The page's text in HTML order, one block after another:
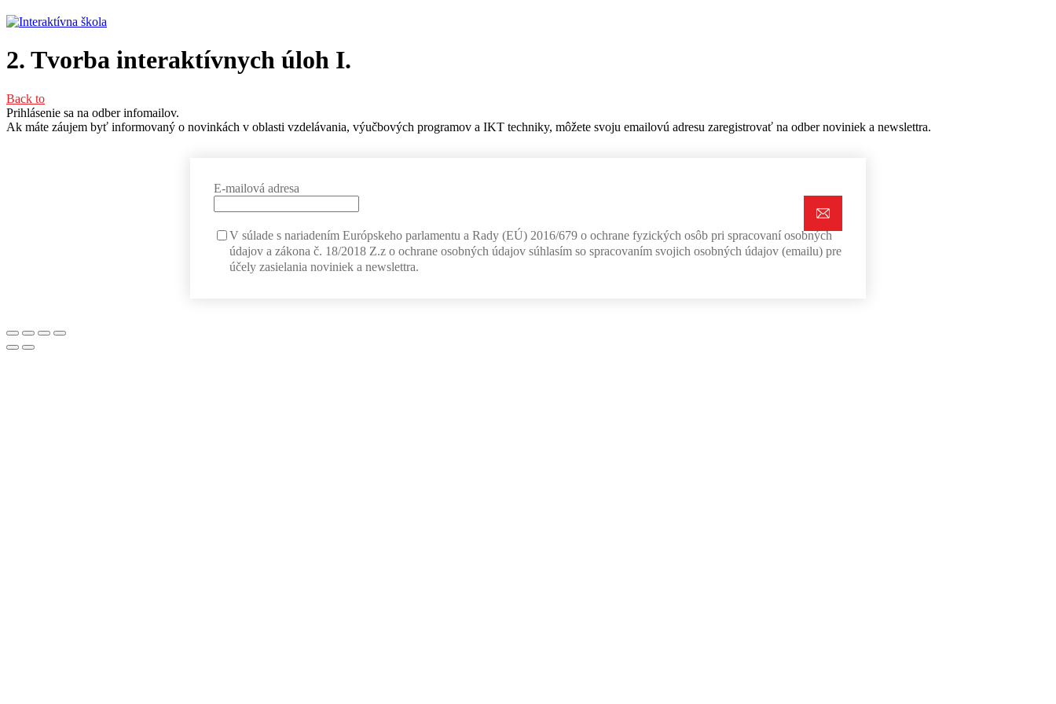
2. Tvorba interaktívnych úloh I.
Back to
Prihlásenie sa na odber infomailov.
Ak máte záujem byť informovaný o novinkách v oblasti vzdelávania, výučbových programov a IKT techniky, môžete svoju emailovú adresu zaregistrovať na odber noviniek a newslettra.
E-mailová adresa
V súlade s nariadením Európskeho parlamentu a Rady (EÚ) 2016/679 o ochrane fyzických osôb pri spracovaní osobných
údajov a zákona č. 18/2018 Z.z o ochrane osobných údajov súhlasím so spracovaním svojich osobných údajov (emailu) pre
účely zasielania noviniek a newslettra.